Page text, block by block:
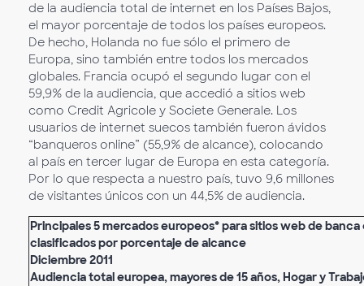
de la audiencia total de internet en los Países Bajos,
el mayor porcentaje de todos los países europeos.
De hecho, Holanda no fue sólo el primero de
Europa, sino también entre todos los mercados
globales. Francia ocupó el segundo lugar con el
59,9% de la audiencia, que accedió a sitios web
como Credit Agricole y Societe Generale. Los
usuarios de internet suecos también fueron ávidos
“banqueros online” (55,9% de alcance), colocando
al país en tercer lugar de Europa en esta categoría.
Por lo que respecta a nuestro país, tuvo 9,6 millones
de visitantes únicos con un 44,5% de audiencia.
Principales 5 mercados europeos* para sitios web de banca
clasificados por porcentaje de alcance
Diciembre 2011
Audiencia total europea, mayores de 15 años, Hogar y